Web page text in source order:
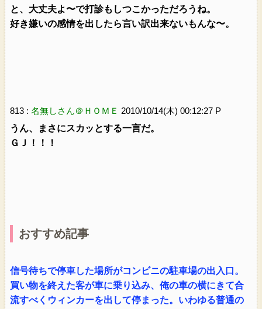
と、大丈夫よ〜で打診もしつこかっただろうね。
好き嫌いの感情を出したら言い訳出来ないもんな〜。
813 : 名無しさん＠ＨＯＭＥ 2010/10/14(木) 00:12:27 P
うん、まさにスカッとする一言だ。
ＧＪ！！！
おすすめ記事
信号待ちで停車した場所がコンビニの駐車場の出入口。
買い物を終えた客が車に乗り込み、俺の車の横にきて合
流すべくウィンカーを出して停まった。いわゆる普通の